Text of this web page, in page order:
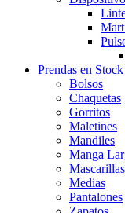
Prendas en Stock
Bolsos
Chaquetas
Gorritos
Maletines
Mandiles
Manga
Mascarillas
Medias
Pantalones